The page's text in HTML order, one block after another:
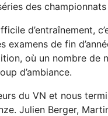
des
d’entraînement,
de fin
où un nombre
d’ambiance.
du VN et nous
Julien Berger,